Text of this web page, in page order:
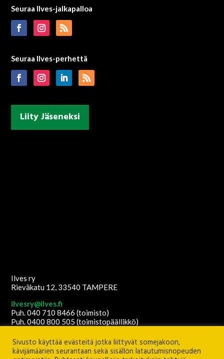
Seuraa Ilves-jalkapalloa
Seuraa Ilves-perhettä
Liity Jäseneksi
Ilves ry
Rieväkatu 12, 33540 TAMPERE
ilvesry@ilves.fi
Puh. 040 710 8466 (toimisto)
Puh. 0400 800 505 (toimistopäällikkö)
Sisältöanti: Ilves ry
Ulkoasu ja etusivun grafiikat:Juha Kurkikangas
Palvelimen ylläpito:Seravo Oy
Sivusto käyttää evästeitä jotka liittyvät somejakoon,
kävijämäärien seurantaan sekä sisällön latautumisnopeuden